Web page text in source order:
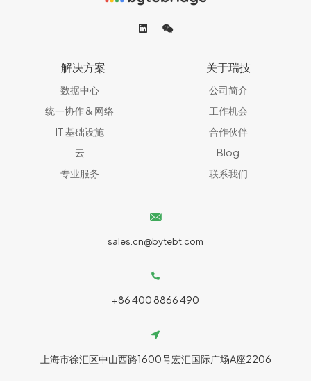
解决方案
数据中心
统一协作 & 网络​
IT 基础设施
云
专业服务
关于瑞技
公司简介
工作机会
合作伙伴
Blog
联系我们
sales.cn@bytebt.com
+86 400 8866 490
上海市徐汇区中山西路1600号宏汇国际广场A座2206